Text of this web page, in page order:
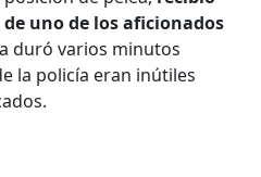
uno de los aficionados
duró varios minutos
la policía eran inútiles